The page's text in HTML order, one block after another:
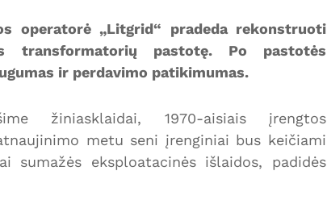
operatorė „Litgrid“ pradeda rekonstruoti
transformatorių pastotę. Po pastotės
ir perdavimo patikimumas.
žiniasklaidai, 1970-aisiais įrengtos
metu seni įrenginiai bus keičiami
sumažės eksploatacinės išlaidos, padidės